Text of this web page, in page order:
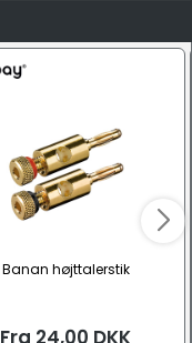
Banan højttalerstik
Fra 24,00 DKK